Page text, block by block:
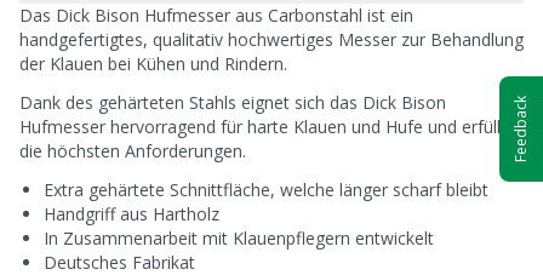
Das Dick Bison Hufmesser aus Carbonstahl ist ein
handgefertigtes, qualitativ hochwertiges Messer zur Behandlung
der Klauen bei Kühen und Rindern.
Dank des gehärteten Stahls eignet sich das Dick Bison
Hufmesser hervorragend für harte Klauen und Hufe und erfüllt
die höchsten Anforderungen.
Extra gehärtete Schnittfläche, welche länger scharf bleibt
Handgriff aus Hartholz
In Zusammenarbeit mit Klauenpflegern entwickelt
Deutsches Fabrikat
Feedback